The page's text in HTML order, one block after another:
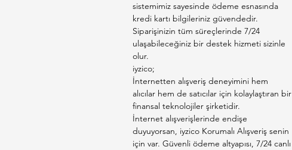
sistemimiz sayesinde ödeme esnasında
kredi kartı bilgileriniz güvendedir.
Siparişinizin tüm süreçlerinde 7/24
ulaşabileceğiniz bir destek hizmeti sizinle
olur.
iyzico;
İnternetten alışveriş deneyimini hem
alıcılar hem de satıcılar için kolaylaştıran bir
finansal teknolojiler şirketidir.
İnternet alışverişlerinde endişe
duyuyorsan, iyzico Korumalı Alışveriş senin
için var. Güvenli ödeme altyapısı, 7/24 canlı